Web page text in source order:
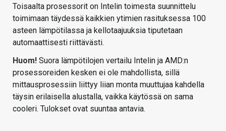
Toisaalta prosessorit on Intelin toimesta suunnittelu
toimimaan täydessä kaikkien ytimien rasituksessa 100
asteen lämpötilassa ja kellotaajuuksia tiputetaan
automaattisesti riittävästi.
Huom! Suora lämpötilojen vertailu Intelin ja AMD:n
prosessoreiden kesken ei ole mahdollista, sillä
mittausprosessiin liittyy liian monta muuttujaa kahdella
täysin erilaisella alustalla, vaikka käytössä on sama
cooleri. Tulokset ovat suuntaa antavia.